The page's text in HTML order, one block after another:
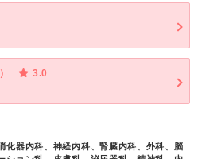
3.0
化器内科、神経内科、腎臓内科、外科、脳